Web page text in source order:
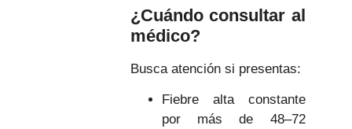
¿Cuándo consultar al
médico?
Busca atención si presentas:
Fiebre alta constante
por más de 48–72